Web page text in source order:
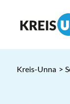
Kreis-Unna >